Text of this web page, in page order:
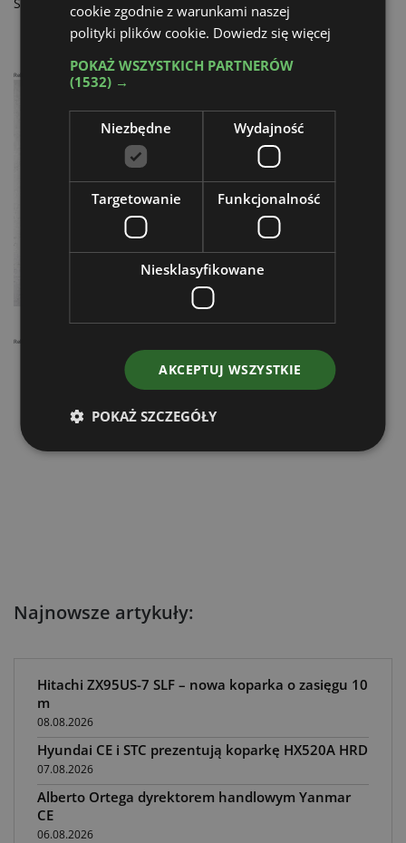
Reklama
Najnowsze artykuły:
Hitachi ZX95US-7 SLF – nowa koparka o zasięgu 10
m
08.08.2026
Hyundai CE i STC prezentują koparkę HX520A HRD
07.08.2026
Alberto Ortega dyrektorem handlowym Yanmar
CE
06.08.2026
Reklama
cookie zgodnie z warunkami naszej
polityki plików cookie. Dowiedz się więcej
POKAŻ WSZYSTKICH PARTNERÓW
(1532) →
Niezbędne Wydajność
Targetowanie Funkcjonalność
Niesklasyfikowane
AKCEPTUJ WSZYSTKIE
POKAŻ SZCZEGÓŁY